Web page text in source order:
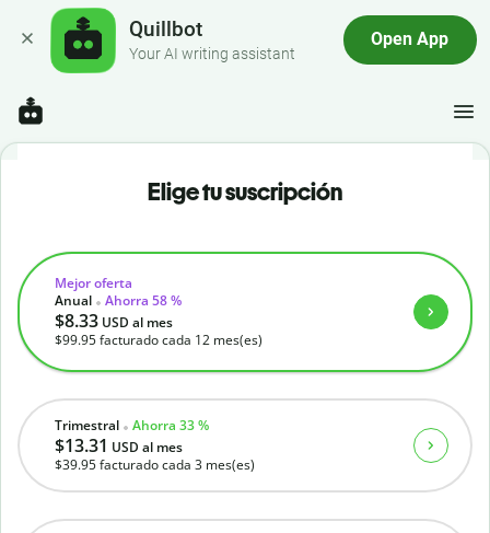
Quillbot
Your AI writing assistant
Open App
Elige tu suscripción
Trimestral Ahorra 33 %
$13.31 USD al mes
$39.95facturado cada 3 mes(es)
Mejor oferta
Anual
Ahorra 58 %
$8.33 USD al mes
$99.95facturado cada 12 mes(es)